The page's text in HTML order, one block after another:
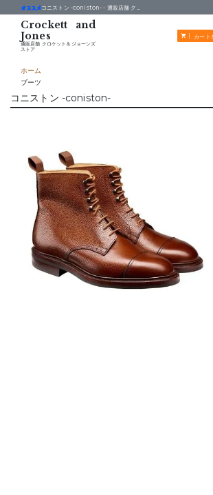
通販店舗 クロケット＆ジョーンズ
ストア
カート
コニストン -coniston- - 通販店舗 クロケット＆ジョーンズストア
ホーム
ブーツ
コニストン -coniston-